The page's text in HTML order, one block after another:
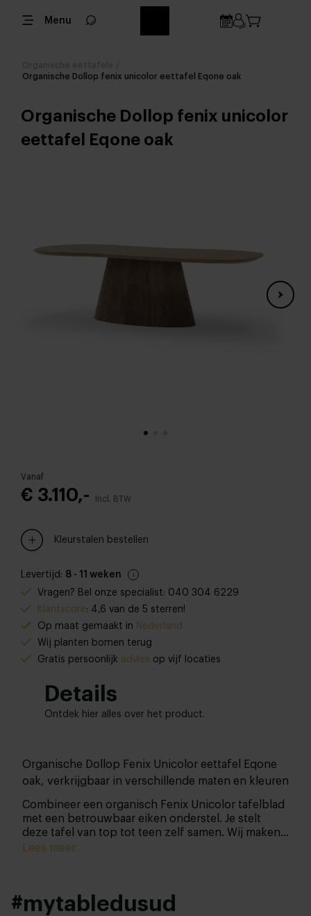
Menu
Organische Dollop fenix unicolor eettafel Eqone oak
Organische Dollop fenix unicolor
eettafel Eqone oak
Vanaf
€ 3.110,- Incl. BTW
Kleurstalen bestellen
Levertijd: 8 - 11 weken
Vragen? Bel onze specialist: 040 304 6229
Klantscore: 4,6 van de 5 sterren!
Op maat gemaakt in Nederland
Wij planten bomen terug
Gratis persoonlijk advies op vijf locaties
Details
Ontdek hier alles over het product.
Organische Dollop Fenix Unicolor eettafel Eqone
oak, verkrijgbaar in verschillende maten en kleuren
Combineer een organisch Fenix Unicolor tafelblad
met een betrouwbaar eiken onderstel. Je stelt
deze tafel van top tot teen zelf samen. Wij maken
hem daarna voor je in onze eigen werkplaats.
Lees meer
#mytabledusud